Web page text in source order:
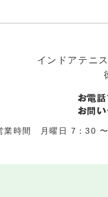
インドアテニ
業時間 月曜日 7：30